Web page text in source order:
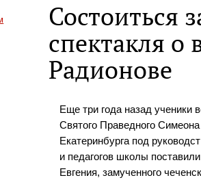
Состоиться
спектакля о
Радионове
Еще три года назад ученики
Святого Праведного Симеона
Екатеринбурга под
и педагогов школы
Евгения, замученного